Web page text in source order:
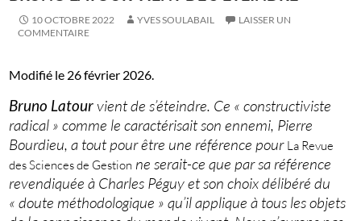
10 OCTOBRE 2022 YVES SOULABAIL
LAISSER UN
COMMENTAIRE
Modifié le 26 février 2026.
Bruno Latour vient de s’éteindre. Ce « constructiviste
radical » comme le caractérisait son ennemi, Pierre
Bourdieu, a tout pour être une référence pour La Revue
des Sciences de Gestion ne serait-ce que par sa référence
revendiquée à Charles Péguy et son choix délibéré du
« doute méthodologique » qu’il applique à tous les objets